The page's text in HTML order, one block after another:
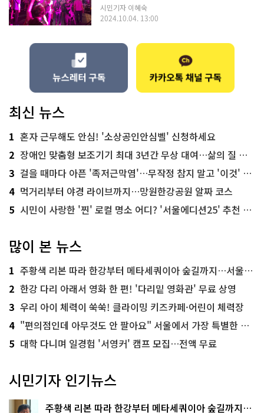
시민기자 이혜숙
2024.10.04. 13:00
최신 뉴스
1 혼자 근무해도 안심! '소상공인안심벨' 신청하세요
2 장애인 맞춤형 보조기기 최대 3년간 무상 대여…삶의 질 높인다
3 걸을 때마다 아픈 '족저근막염'…무작정 참지 말고 '이것' 해보세요!
4 먹거리부터 야경 라이브까지…망원한강공원 알짜 코스
5 시민이 사랑한 '찐' 로컬 명소 어디? '서울에디션25' 추천 코스
많이 본 뉴스
1 주황색 리본 따라 한강부터 메타세쿼이아 숲길까지…서울둘레길 15코스
2 한강 다리 아래서 영화 한 편! '다리밑 영화관' 무료 상영
3 우리 아이 체력이 쑥쑥! 클라이밍 키즈카페·어린이 체력장
4 "편의점인데 아무것도 안 팔아요" 서울에서 가장 특별한 편의점의 정체
5 대학 다니며 일경험 '서영커' 캠프 모집…전액 무료
시민기자 인기뉴스
주황색 리본 따라 한강부터 메타세쿼이아 숲길까지…